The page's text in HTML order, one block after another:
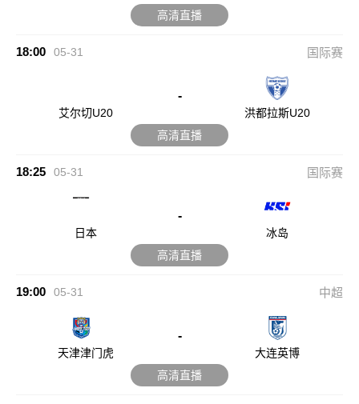
高清直播
18:00 05-31 国际赛
艾尔切U20
-
洪都拉斯U20
高清直播
18:25 05-31 国际赛
日本
-
冰岛
高清直播
19:00 05-31 中超
天津津门虎
-
大连英博
高清直播